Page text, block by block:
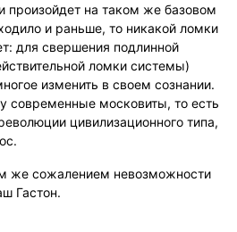
произойдет на таком же базовом
и раньше, то никакой ломки
для свершения подлинной
ломки системы)
изменить в своем сознании.
современные московиты, то есть
цивилизационного типа,
же сожалением невозможности
Гастон.